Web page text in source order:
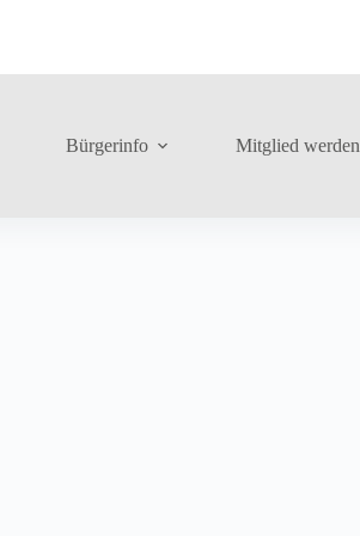
Bürgerinfo Mitglied werden